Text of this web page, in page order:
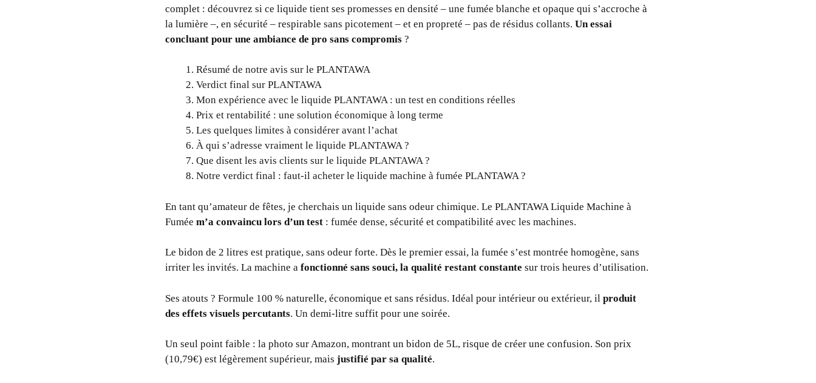
complet : découvrez si ce liquide tient ses promesses en densité – une fumée blanche et opaque qui s’accroche à
la lumière –, en sécurité – respirable sans picotement – et en propreté – pas de résidus collants. Un essai
concluant pour une ambiance de pro sans compromis ?
Résumé de notre avis sur le PLANTAWA
Verdict final sur PLANTAWA
Mon expérience avec le liquide PLANTAWA : un test en conditions réelles
Prix et rentabilité : une solution économique à long terme
Les quelques limites à considérer avant l’achat
À qui s’adresse vraiment le liquide PLANTAWA ?
Que disent les avis clients sur le liquide PLANTAWA ?
Notre verdict final : faut-il acheter le liquide machine à fumée PLANTAWA ?
En tant qu’amateur de fêtes, je cherchais un liquide sans odeur chimique. Le PLANTAWA Liquide Machine à
Fumée m’a convaincu lors d’un test : fumée dense, sécurité et compatibilité avec les machines.
Le bidon de 2 litres est pratique, sans odeur forte. Dès le premier essai, la fumée s’est montrée homogène, sans
irriter les invités. La machine a fonctionné sans souci, la qualité restant constante sur trois heures d’utilisation.
Ses atouts ? Formule 100 % naturelle, économique et sans résidus. Idéal pour intérieur ou extérieur, il produit
des effets visuels percutants. Un demi-litre suffit pour une soirée.
Un seul point faible : la photo sur Amazon, montrant un bidon de 5L, risque de créer une confusion. Son prix
(10,79€) est légèrement supérieur, mais justifié par sa qualité.